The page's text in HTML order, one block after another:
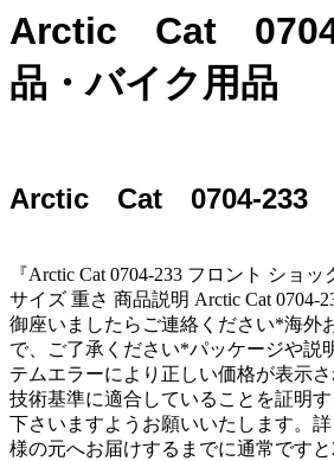
Arctic Cat
品・バイク用品
Arctic Cat 0704-233
『Arctic Cat 0704-233 フロント ショ
サイズ 重さ 商品説明 Arctic Cat
御座いましたらご連絡ください*海外
で、ご了承ください*パッケージや説
テムエラーにより正しい価格が表示
技術基準に適合していることを証明
下さいますようお願いいたします。
様の元へお届けするまでに通常です